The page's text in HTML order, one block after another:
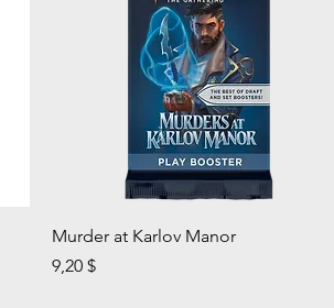
Aperçu rapide
Murder at Karlov Manor
Prix
9,20 $